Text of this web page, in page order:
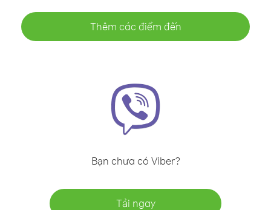
Thêm các điểm đến
Bạn chưa có Viber?
Tải ngay